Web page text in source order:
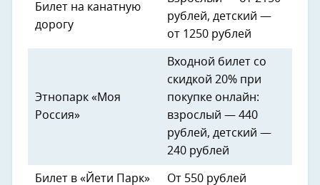
Билет на канатную
дорогу
рублей, детский —
от 1250 рублей
Этнопарк «Моя
Россия»
Входной билет со
скидкой 20% при
покупке онлайн:
взрослый — 440
рублей, детский —
240 рублей
Билет в «Йети Парк» От 550 рублей